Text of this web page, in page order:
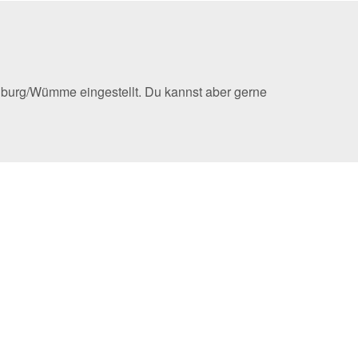
Wümme eingestellt. Du kannst aber gerne